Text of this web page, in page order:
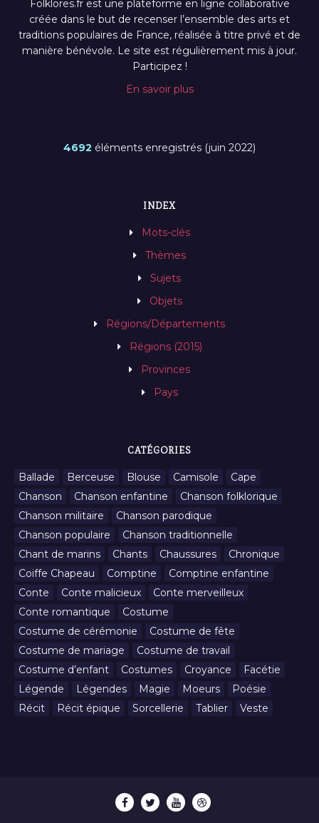
Folklores.fr est une plateforme en ligne collaborative
créée dans le but de recenser l’ensemble des arts et
traditions populaires de France, réalisée à titre privé et de
manière bénévole. Le site est régulièrement mis à jour.
Participez !
En savoir plus
4692 éléments enregistrés (juin 2022)
INDEX
Mots-clés
Thèmes
Sujets
Objets
Régions/Départements
Régions (2015)
Provinces
Pays
CATÉGORIES
Ballade Berceuse Blouse Camisole
Cape
Chanson
Chanson enfantine
Chanson folklorique
Chanson militaire
Chanson parodique
Chanson populaire
Chanson traditionnelle
Chant de marins
Chants Chaussures
Chronique
Coiffe Chapeau
Comptine
Comptine enfantine
Conte
Conte malicieux
Conte merveilleux
Conte romantique
Costume
Costume de cérémonie
Costume de fête
Costume de mariage
Costume de travail
Costume d’enfant
Costumes Croyance
Facétie
Légende
Légendes Magie Moeurs
Poésie
Récit
Récit épique Sorcellerie Tablier Veste